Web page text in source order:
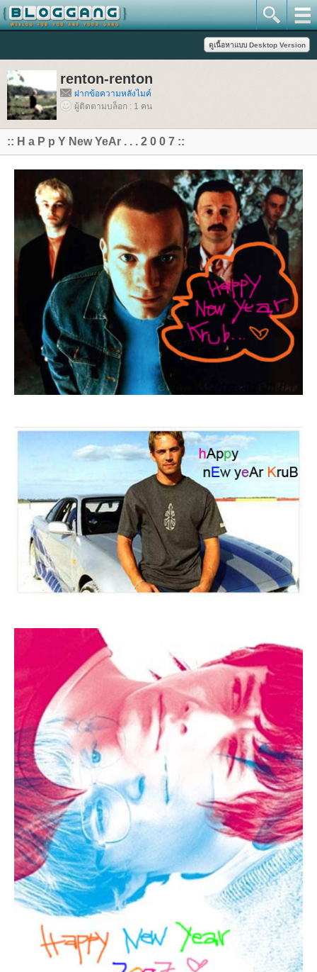
renton-renton
ฝากข้อความหลังไมค์
ผู้ติดตามบล็อก : 1 คน
:: H a P p Y New YeAr . . . 2 0 0 7 ::